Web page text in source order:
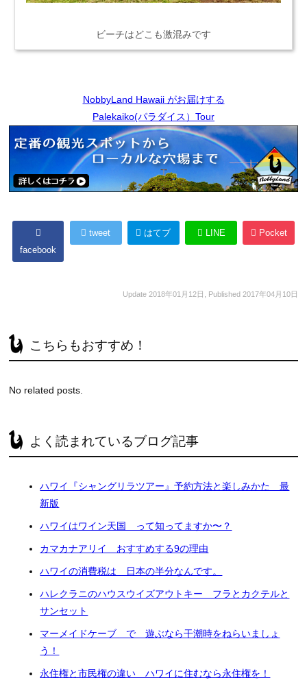
ビーチはどこも激混みです
NobbyLand Hawaii がお届けする
Palekaiko(パラダイス）Tour
facebook
tweet はてブ LINE Pocket
Update 2018年01月12日 , Published 2017年04月10日
こちらもおすすめ！
No related posts.
よく読まれているブログ記事
ハワイ『シャングリラツアー』予約方法と楽しみかた 最
新版
ハワイはワイン天国 って知ってますか〜？
カマカナアリイ おすすめする9の理由
ハワイの消費税は 日本の半分なんです。
ハレクラニのハウスウイズアウトキー フラとカクテルと
サンセット
マーメイドケーブ で 遊ぶなら干潮時をねらいましょ
う！
永住権と市民権の違い ハワイに住むなら永住権を！